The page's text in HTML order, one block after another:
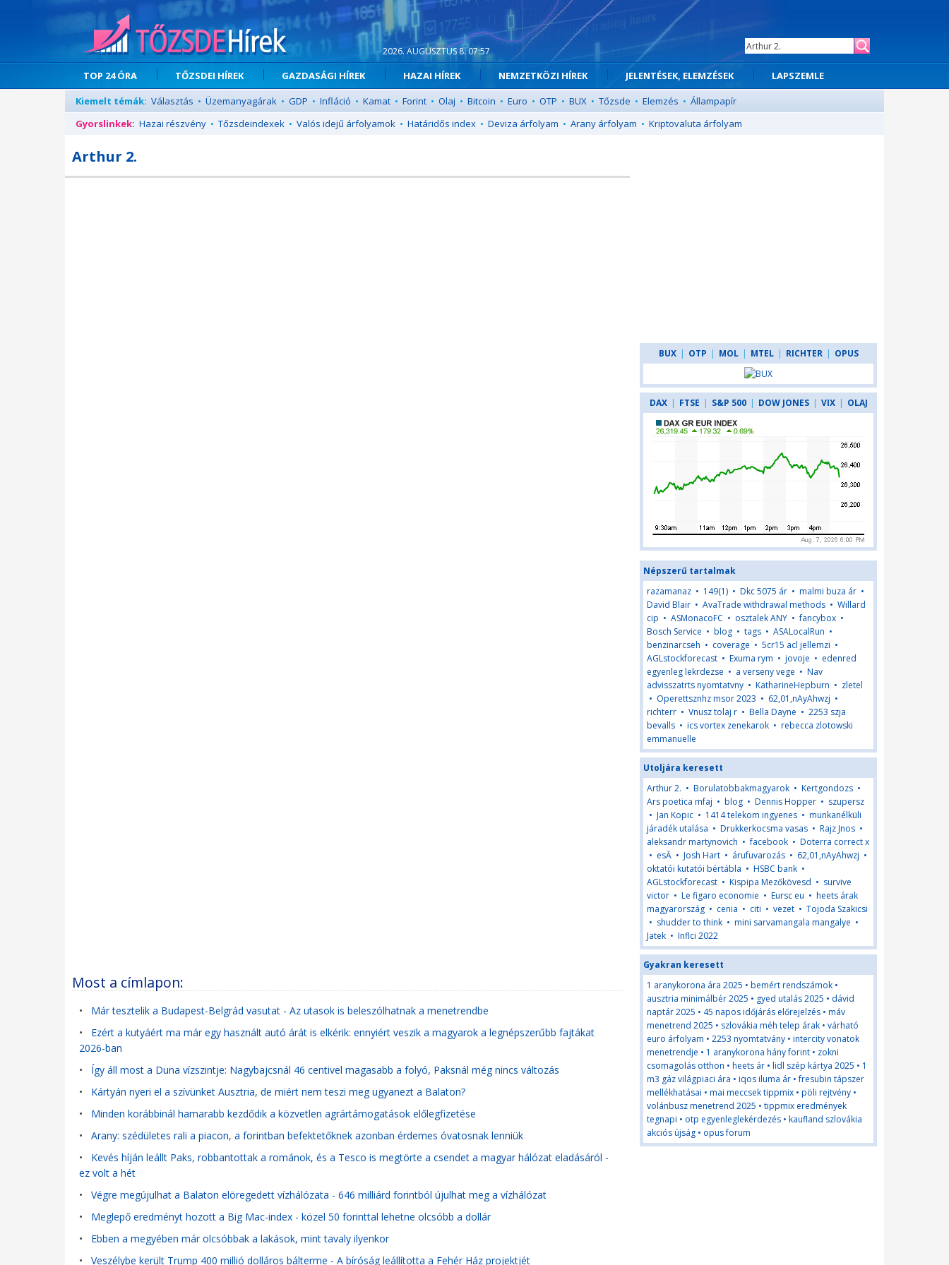
2026. AUGUSZTUS 8. 07:57
TOP 24 ÓRA TŐZSDEI HÍREK GAZDASÁGI HÍREK HAZAI HÍREK NEMZETKÖZI HÍREK JELENTÉSEK, ELEMZÉSEK
LAPSZEMLE
Kiemelt témák: Választás • Üzemanyagárak • GDP • Infláció • Kamat • Forint • Olaj • Bitcoin • Euro • OTP • BUX • Tőzsde • Elemzés • Állampapír
Gyorslinkek: Hazai részvény • Tőzsdeindexek • Valós idejű árfolyamok • Határidős index • Deviza árfolyam • Arany árfolyam • Kriptovaluta árfolyam
Arthur 2.
Most a címlapon:
• Már tesztelik a Budapest-Belgrád vasutat - Az utasok is beleszólhatnak a menetrendbe
• Ezért a kutyáért ma már egy használt autó árát is elkérik: ennyiért veszik a magyarok a legnépszerűbb fajtákat
2026-ban
• Így áll most a Duna vízszintje: Nagybajcsnál 46 centivel magasabb a folyó, Paksnál még nincs változás
• Kártyán nyeri el a szívünket Ausztria, de miért nem teszi meg ugyanezt a Balaton?
• Minden korábbinál hamarabb kezdődik a közvetlen agrártámogatások előlegfizetése
• Arany: szédületes rali a piacon, a forintban befektetőknek azonban érdemes óvatosnak lenniük
• Kevés híján leállt Paks, robbantottak a románok, és a Tesco is megtörte a csendet a magyar hálózat eladásáról -
ez volt a hét
• Végre megújulhat a Balaton elöregedett vízhálózata - 646 milliárd forintból újulhat meg a vízhálózat
• Meglepő eredményt hozott a Big Mac-index - közel 50 forinttal lehetne olcsóbb a dollár
• Ebben a megyében már olcsóbbak a lakások, mint tavaly ilyenkor
• Veszélybe került Trump 400 millió dolláros bálterme - A bíróság leállította a Fehér Ház projektjét
BUX | OTP | MOL | MTEL | RICHTER | OPUS
DAX | FTSE | S&P 500 | DOW JONES | VIX | OLAJ
Népszerű tartalmak
razamanaz • 149(1) • Dkc 5075 ár • malmi buza ár •
David Blair • AvaTrade withdrawal methods • Willard
cip • ASMonacoFC • osztalek ANY •fancybox •
Bosch Service • blog • tags • ASALocalRun •
benzinarcseh • coverage • 5cr15 acl jellemzi •
AGLstockforecast • Exuma rym • jovoje • edenred
egyenleg lekrdezse • a verseny vege • Nav
advisszatrts nyomtatvny • KatharineHepburn • zletel
• Operettsznhz msor 2023 • 62,01,nAyAhwzj •
richterr • Vnusz tolaj r • Bella Dayne • 2253 szja
bevalls • ics vortex zenekarok • rebecca zlotowski
emmanuelle
Utoljára keresett
Arthur 2. • Borulatobbakmagyarok • Kertgondozs •
Ars poetica mfaj • blog • Dennis Hopper • szupersz
• Jan Kopic • 1414 telekom ingyenes • munkanélküli
járadék utalása • Drukkerkocsma vasas • Rajz Jnos •
aleksandr martynovich •facebook • Doterra correct x
• esĂ • Josh Hart • árufuvarozás • 62,01,nAyAhwzj •
oktatói kutatói bértábla • HSBC bank •
AGLstockforecast • Kispipa Mezőkövesd • survive
victor • Le figaro economie • Eursc eu • heets árak
magyarország • cenia • citi • vezet • Tojoda Szakicsi
• shudder to think • mini sarvamangala mangalye •
Jatek • Inflci 2022
Gyakran keresett
1 aranykorona ára 2025 • bemért rendszámok •
ausztria minimálbér 2025 • gyed utalás 2025 • dávid
naptár 2025 • 45 napos időjárás előrejelzés • máv
menetrend 2025 • szlovákia méh telep árak • várható
euro árfolyam • 2253 nyomtatvány • intercity vonatok
menetrendje • 1 aranykorona hány forint • zokni
csomagolás otthon • heets ár • lidl szép kártya 2025 • 1
m3 gáz világpiaci ára • iqos iluma ár •fresubin tápszer
mellékhatásai • mai meccsek tippmix • pöli rejtvény •
volánbusz menetrend 2025 • tippmix eredmények
tegnapi • otp egyenleglekérdezés • kaufland szlovákia
akciós újság • opus forum